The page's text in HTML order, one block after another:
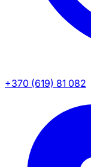
+370 (619) 81 082